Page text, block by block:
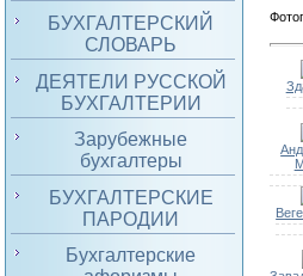
БУХГАЛТЕРСКИЙ
СЛОВАРЬ
ДЕЯТЕЛИ РУССКОЙ
БУХГАЛТЕРИИ
Зарубежные
бухгалтеры
БУХГАЛТЕРСКИЕ
ПАРОДИИ
Бухгалтерские